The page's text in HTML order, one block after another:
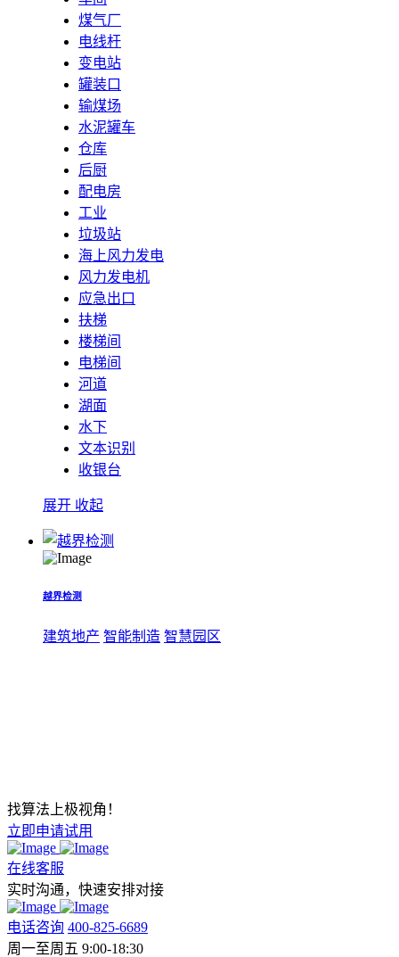
煤气厂
电线杆
变电站
罐装口
输煤场
水泥罐车
仓库
后厨
配电房
工业
垃圾站
海上风力发电
风力发电机
应急出口
扶梯
楼梯间
电梯间
河道
湖面
水下
文本识别
收银台
展开 收起
越界检测
建筑地产 智能制造 智慧园区
找算法上极视角！
立即申请试用
在线客服
实时沟通，快速安排对接
电话咨询 400-825-6689
周一至周五 9:00-18:30